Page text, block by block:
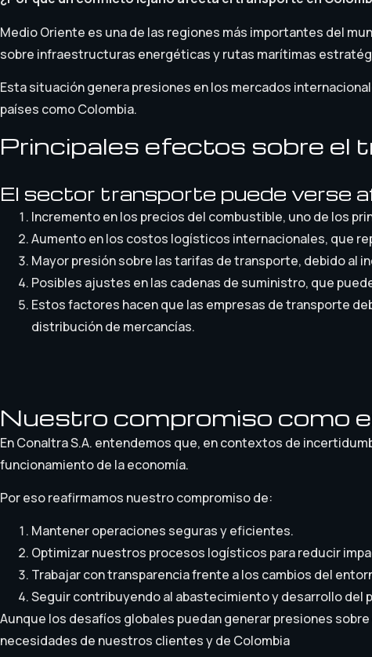
Medio Oriente es una de las regiones más importantes del
sobre infraestructuras energéticas y rutas marítimas
Esta situación genera presiones en los mercados
países como Colombia.
Principales efectos sobre el
El sector transporte puede verse
Incremento en los precios del combustible, uno de los
Aumento en los costos logísticos internacionales, que
Mayor presión sobre las tarifas de transporte, debido al
Posibles ajustes en las cadenas de suministro, que
Estos factores hacen que las empresas de transporte
distribución de mercancías.
Nuestro compromiso como
En Conaltra S.A. entendemos que, en contextos de
funcionamiento de la economía.
Por eso reafirmamos nuestro compromiso de:
Mantener operaciones seguras y eficientes.
Optimizar nuestros procesos logísticos para reducir
Trabajar con transparencia frente a los cambios del
Seguir contribuyendo al abastecimiento y desarrollo del
Aunque los desafíos globales puedan generar presiones
necesidades de nuestros clientes y de Colombia